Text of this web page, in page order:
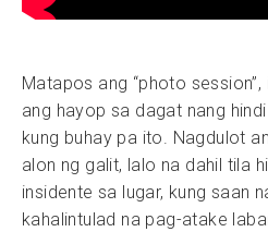
Matapos ang “photo
ang hayop sa dagat nang
kung buhay pa ito. Nagdulot
alon ng galit, lalo na dahil tila
insidente sa lugar, kung saan
kahalintulad na pag-atake